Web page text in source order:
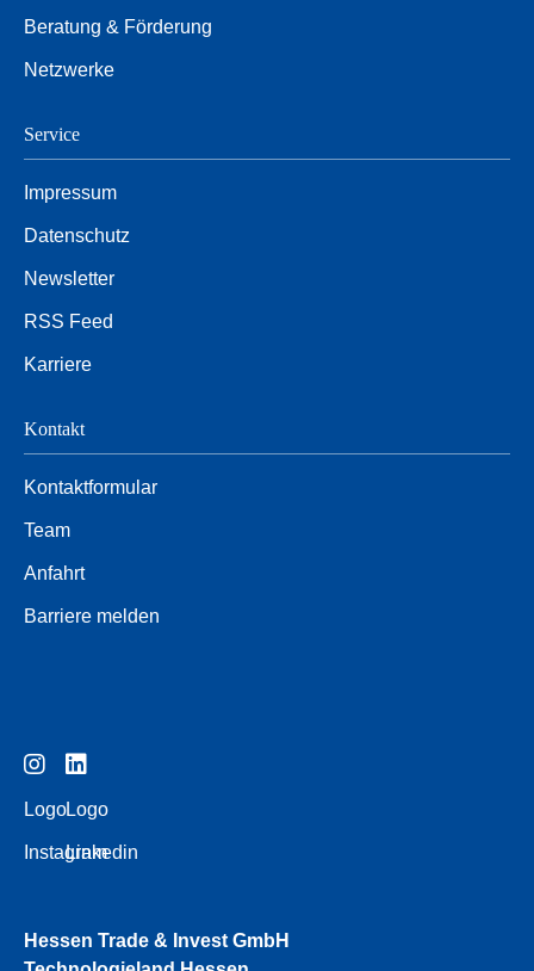
Beratung & Förderung
Netzwerke
Service
Impressum
Datenschutz
Newsletter
RSS Feed
Karriere
Kontakt
Kontaktformular
Team
Anfahrt
Barriere melden
Logo
Instagram
Logo
Linkedin
Hessen Trade & Invest GmbH